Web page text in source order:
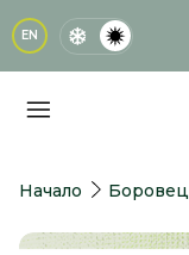
EN
Начало Боровец